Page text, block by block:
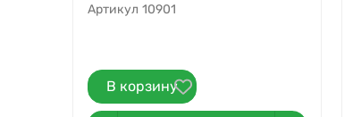
Артикул 10901
В корзину